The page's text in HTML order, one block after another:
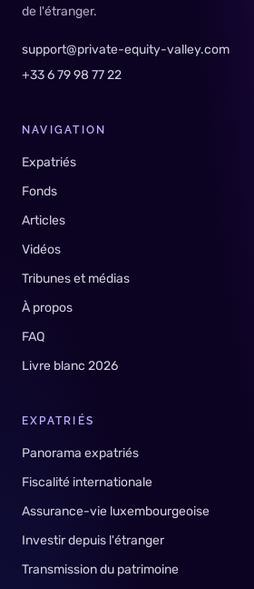
de l'étranger.
support@private-equity-valley.com
+33 6 79 98 77 22
NAVIGATION
Expatriés
Fonds
Articles
Vidéos
Tribunes et médias
À propos
FAQ
Livre blanc 2026
EXPATRIÉS
Panorama expatriés
Fiscalité internationale
Assurance-vie luxembourgeoise
Investir depuis l'étranger
Transmission du patrimoine